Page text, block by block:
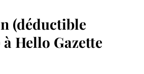
(déductible
Hello Gazette